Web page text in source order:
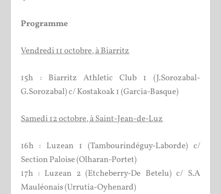
Programme
Vendredi 11 octobre, à Biarritz
15h : Biarritz Athletic Club 1 (J.Sorozabal-
G.Sorozabal) c/ Kostakoak 1 (Garcia-Basque)
Samedi 12 octobre, à Saint-Jean-de-Luz
16h : Luzean 1 (Tambourindéguy-Laborde) c/
Section Paloise (Olharan-Portet)
17h : Luzean 2 (Etcheberry-De Betelu) c/ S.A
Mauléonais (Urrutia-Oyhenard)